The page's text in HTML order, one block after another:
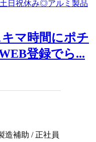
キマ時間にポチ
登録でら...
造補助 / 正社員